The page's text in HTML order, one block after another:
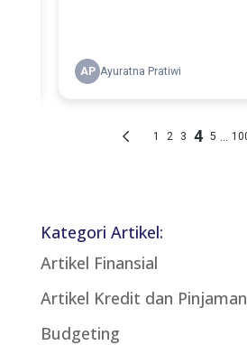
Kategori Artikel:
Artikel Finansial
Artikel Kredit dan Pinjaman
Budgeting